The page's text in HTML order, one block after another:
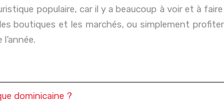
populaire, car il y a beaucoup à voir et à
boutiques et les marchés, ou simplement
dominicaine ?